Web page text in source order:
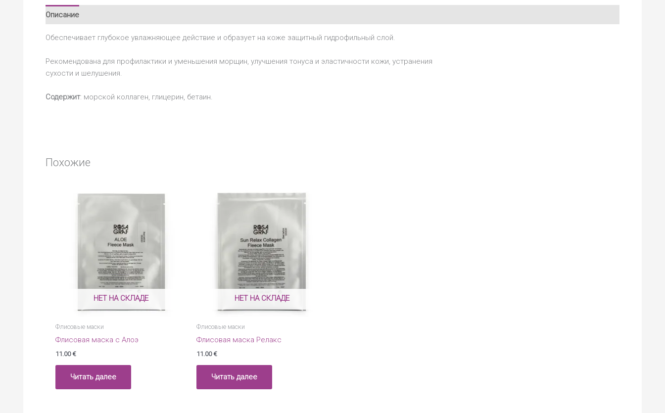
Описание
Обеспечивает глубокое увлажняющее действие и образует на коже защитный гидрофильный слой.
Рекомендована для профилактики и уменьшения морщин, улучшения тонуса и эластичности кожи, устранения
сухости и шелушения.
Содержит: морской коллаген, глицерин, бетаин.
Похожие
НЕТ НА СКЛАДЕ
Флисовые маски
Флисовая маска с Алоэ
11.00€
Читать далее
НЕТ НА СКЛАДЕ
Флисовые маски
Флисовая маска Релакс
11.00€
Читать далее